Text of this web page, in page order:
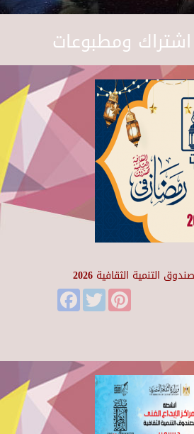
ومطبوعات
التنمية الثقافية 2026
FacebookTwitter